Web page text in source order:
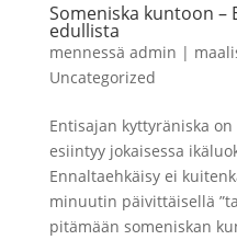
Someniska kuntoon –
edullista
mennessä admin |
Uncategorized
Entisajan kyttyräniska
esiintyy jokaisessa
Ennaltaehkäisy ei
minuutin päivittäisellä
pitämään someniskan